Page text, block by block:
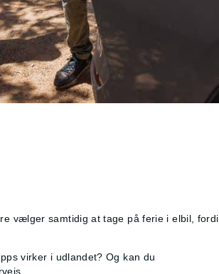
vælger samtidig at tage på ferie i elbil, fordi
virker i udlandet? Og kan du